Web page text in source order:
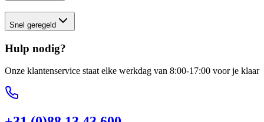
Snel geregeld
Hulp nodig?
Onze klantenservice staat elke werkdag van 8:00-17:00 voor je klaar